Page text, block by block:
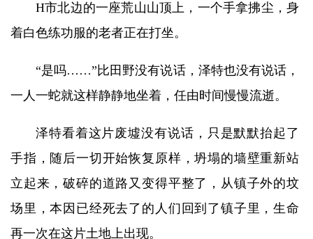
H市北边的一座荒山山顶上，一个手拿拂尘，身
着白色练功服的老者正在打坐。
“是吗……”比田野没有说话，泽特也没有说话，
一人一蛇就这样静静地坐着，任由时间慢慢流逝。
泽特看着这片废墟没有说话，只是默默抬起了
手指，随后一切开始恢复原样，坍塌的墙壁重新站
立起来，破碎的道路又变得平整了，从镇子外的坟
场里，本因已经死去了的人们回到了镇子里，生命
再一次在这片土地上出现。